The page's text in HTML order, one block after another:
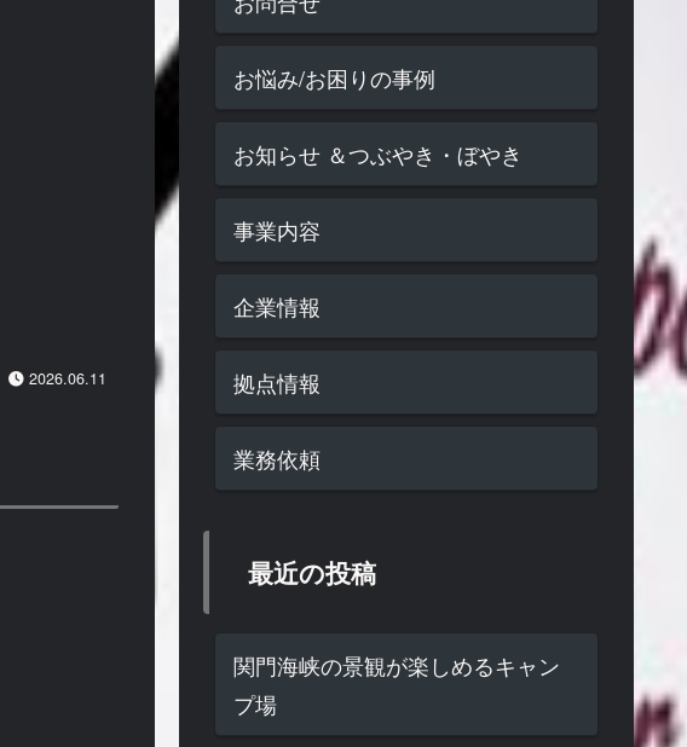
2026.06.11
お悩み/お困りの事例
お知らせ ＆つぶやき・ぼやき
事業内容
企業情報
拠点情報
業務依頼
最近の投稿
関門海峡の景観が楽しめるキャン
プ場